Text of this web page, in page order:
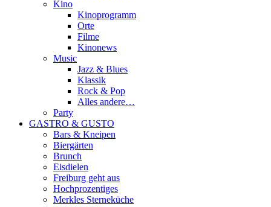
Kino
Kinoprogramm
Orte
Filme
Kinonews
Music
Jazz & Blues
Klassik
Rock & Pop
Alles andere…
Party
GASTRO & GUSTO
Bars & Kneipen
Biergärten
Brunch
Eisdielen
Freiburg geht aus
Hochprozentiges
Merkles Sterneküche